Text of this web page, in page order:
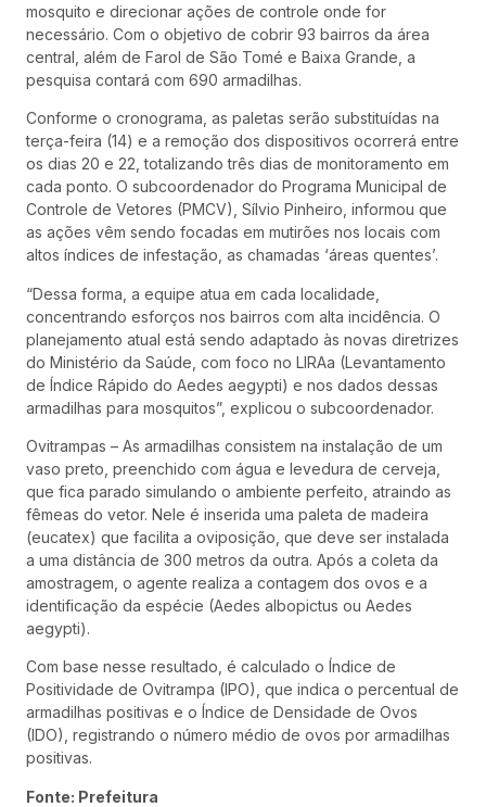
mosquito e direcionar ações de controle onde for
necessário. Com o objetivo de cobrir 93 bairros da área
central, além de Farol de São Tomé e Baixa Grande, a
pesquisa contará com 690 armadilhas.
Conforme o cronograma, as paletas serão substituídas na
terça-feira (14) e a remoção dos dispositivos ocorrerá entre
os dias 20 e 22, totalizando três dias de monitoramento em
cada ponto. O subcoordenador do Programa Municipal de
Controle de Vetores (PMCV), Sílvio Pinheiro, informou que
as ações vêm sendo focadas em mutirões nos locais com
altos índices de infestação, as chamadas ‘áreas quentes’.
“Dessa forma, a equipe atua em cada localidade,
concentrando esforços nos bairros com alta incidência. O
planejamento atual está sendo adaptado às novas diretrizes
do Ministério da Saúde, com foco no LIRAa (Levantamento
de Índice Rápido do Aedes aegypti) e nos dados dessas
armadilhas para mosquitos”, explicou o subcoordenador.
Ovitrampas – As armadilhas consistem na instalação de um
vaso preto, preenchido com água e levedura de cerveja,
que fica parado simulando o ambiente perfeito, atraindo as
fêmeas do vetor. Nele é inserida uma paleta de madeira
(eucatex) que facilita a oviposição, que deve ser instalada
a uma distância de 300 metros da outra. Após a coleta da
amostragem, o agente realiza a contagem dos ovos e a
identificação da espécie (Aedes albopictus ou Aedes
aegypti).
Com base nesse resultado, é calculado o Índice de
Positividade de Ovitrampa (IPO), que indica o percentual de
armadilhas positivas e o Índice de Densidade de Ovos
(IDO), registrando o número médio de ovos por armadilhas
positivas.
Fonte: Prefeitura